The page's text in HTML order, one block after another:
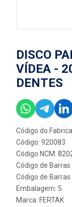
DISCO
VÍDEA -
DENTES
Código do
Código: 920083
Código NCM:
Código de
Código de
Embalagem: 5
Marca: FERTAK